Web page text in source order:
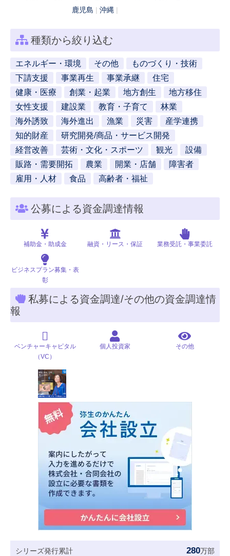
鹿児島
沖縄
種類から絞り込む
エネルギー・環境 その他
ものづくり・技術
下請支援
事業再生 事業承継
住宅
健康・医療
創業・起業 地方創生
地方移住
女性支援
建設業 教育・子育て
林業
海外誘致
海外進出 漁業 災害
産学連携
知的財産
研究開発/商品・サービス開発
経営改善
芸術・文化・スポーツ 観光
設備
販路・需要開拓
農業 開業・店舗
障害者
雇用・人材
食品 高齢者・福祉
公募による資金調達情報
補助金・助成金 融資・リース・保証 業務受託・事業委託
ビジネスプラン募集・表
彰
私募による資金調達/その他の資金調達情
報
ベンチャーキャピタル
（VC）
個人投資家 その他
シリーズ発行累計 280万部